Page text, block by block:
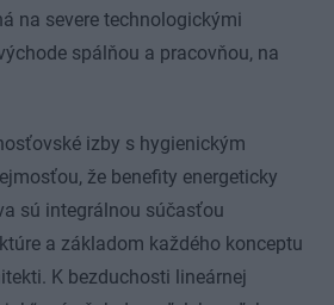
na severe technologickými
spálňou a pracovňou, na
izby s hygienickým
že benefity energeticky
sú integrálnou súčasťou
a základom každého konceptu
K bezduchosti lineárnej